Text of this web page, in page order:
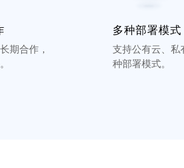
期合作，
多种部署模式
支持公有云、
种部署模式。